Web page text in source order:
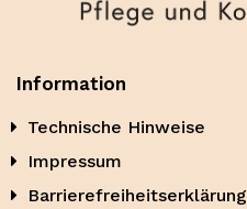
Information
Technische Hinweise
Impressum
Barrierefreiheitserklärung